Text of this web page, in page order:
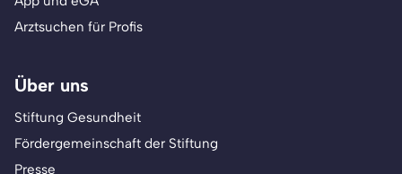
Arztsuchen für Profis
Über uns
Stiftung Gesundheit
Fördergemeinschaft der Stiftung
Presse